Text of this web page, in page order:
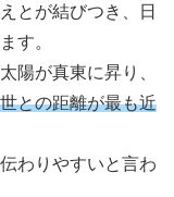
とが結びつき、日
す。
陽が真東に昇り、
との距離が最も近
わりやすいと言わ